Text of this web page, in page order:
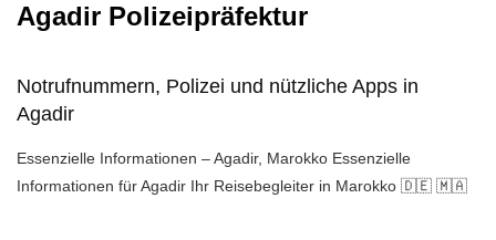
Agadir Polizeipräfektur
Notrufnummern, Polizei und nützliche Apps in
Agadir
Essenzielle Informationen – Agadir, Marokko Essenzielle
Informationen für Agadir Ihr Reisebegleiter in Marokko 🇩🇪 🇲🇦